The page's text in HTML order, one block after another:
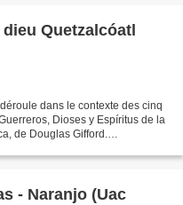
Quetzalcóatl
dans le contexte des cinq
Dioses y Espíritus de la
de Douglas Gifford.
- Naranjo (Uac